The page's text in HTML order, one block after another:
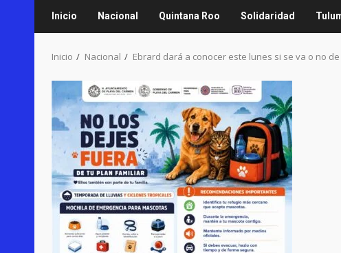
Inicio Nacional Quintana Roo Solidaridad
Inicio Nacional Ebrard dará a conocer este lunes si se va o no